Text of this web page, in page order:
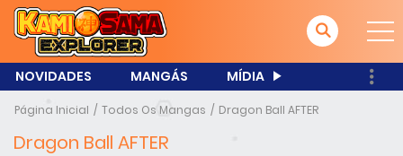
NOVIDADES MANGÁS MÍDIA
Página Inicial Todos Os Mangas Dragon Ball AFTER
Dragon Ball AFTER